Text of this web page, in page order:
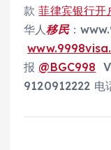
款菲律宾银行开
华人移民：
报@BGC998
9120912222